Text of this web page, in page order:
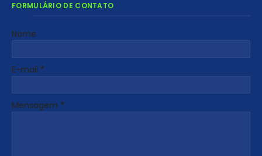
FORMULÁRIO DE CONTATO
Nome
E-mail *
Mensagem *